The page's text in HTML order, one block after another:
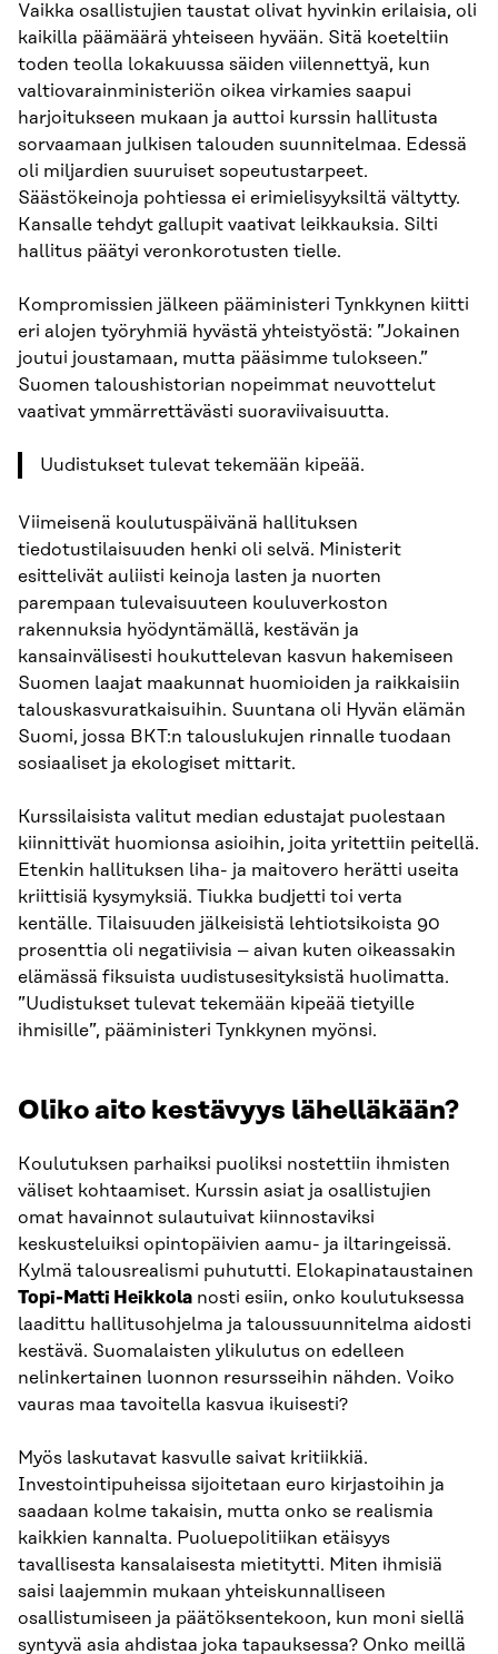
Vaikka osallistujien taustat olivat hyvinkin erilaisia, oli
kaikilla päämäärä yhteiseen hyvään. Sitä koeteltiin
toden teolla lokakuussa säiden viilennettyä, kun
valtiovarainministeriön oikea virkamies saapui
harjoitukseen mukaan ja auttoi kurssin hallitusta
sorvaamaan julkisen talouden suunnitelmaa. Edessä
oli miljardien suuruiset sopeutustarpeet.
Säästökeinoja pohtiessa ei erimielisyyksiltä vältytty.
Kansalle tehdyt gallupit vaativat leikkauksia. Silti
hallitus päätyi veronkorotusten tielle.
Kompromissien jälkeen pääministeri Tynkkynen kiitti
eri alojen työryhmiä hyvästä yhteistyöstä: ”Jokainen
joutui joustamaan, mutta pääsimme tulokseen.”
Suomen taloushistorian nopeimmat neuvottelut
vaativat ymmärrettävästi suoraviivaisuutta.
Uudistukset tulevat tekemään kipeää.
Viimeisenä koulutuspäivänä hallituksen
tiedotustilaisuuden henki oli selvä. Ministerit
esittelivät auliisti keinoja lasten ja nuorten
parempaan tulevaisuuteen kouluverkoston
rakennuksia hyödyntämällä, kestävän ja
kansainvälisesti houkuttelevan kasvun hakemiseen
Suomen laajat maakunnat huomioiden ja raikkaisiin
talouskasvuratkaisuihin. Suuntana oli Hyvän elämän
Suomi, jossa BKT:n talouslukujen rinnalle tuodaan
sosiaaliset ja ekologiset mittarit.
Kurssilaisista valitut median edustajat puolestaan
kiinnittivät huomionsa asioihin, joita yritettiin peitellä.
Etenkin hallituksen liha- ja maitovero herätti useita
kriittisiä kysymyksiä. Tiukka budjetti toi verta
kentälle. Tilaisuuden jälkeisistä lehtiotsikoista 90
prosenttia oli negatiivisia – aivan kuten oikeassakin
elämässä fiksuista uudistusesityksistä huolimatta.
”Uudistukset tulevat tekemään kipeää tietyille
ihmisille”, pääministeri Tynkkynen myönsi.
Oliko aito kestävyys lähelläkään?
Koulutuksen parhaiksi puoliksi nostettiin ihmisten
väliset kohtaamiset. Kurssin asiat ja osallistujien
omat havainnot sulautuivat kiinnostaviksi
keskusteluiksi opintopäivien aamu- ja iltaringeissä.
Kylmä talousrealismi puhututti. Elokapinataustainen
Topi-Matti Heikkola nosti esiin, onko koulutuksessa
laadittu hallitusohjelma ja taloussuunnitelma aidosti
kestävä. Suomalaisten ylikulutus on edelleen
nelinkertainen luonnon resursseihin nähden. Voiko
vauras maa tavoitella kasvua ikuisesti?
Myös laskutavat kasvulle saivat kritiikkiä.
Investointipuheissa sijoitetaan euro kirjastoihin ja
saadaan kolme takaisin, mutta onko se realismia
kaikkien kannalta. Puoluepolitiikan etäisyys
tavallisesta kansalaisesta mietitytti. Miten ihmisiä
saisi laajemmin mukaan yhteiskunnalliseen
osallistumiseen ja päätöksentekoon, kun moni siellä
syntyvä asia ahdistaa joka tapauksessa? Onko meillä